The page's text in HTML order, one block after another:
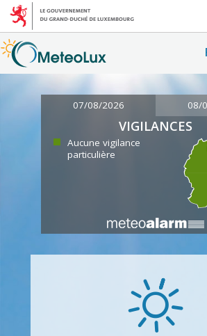
07/08/2026 08/
VIGILANCES
Aucune vigilance
particulière